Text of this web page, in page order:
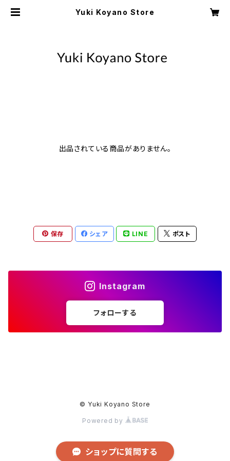
Yuki Koyano Store
出品されている商品がありません。
保存 シェア LINE ポスト
Instagram
フォローする
© Yuki Koyano Store
Powered by
ショップに質問する